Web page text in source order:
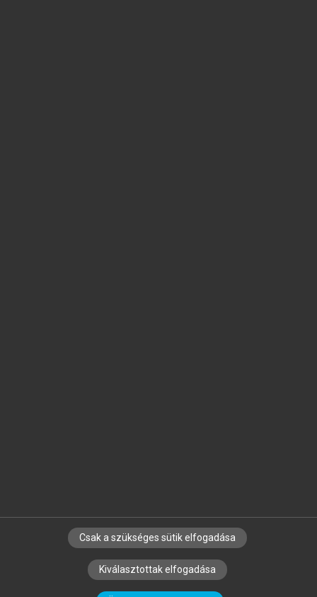
SZERZŐKNEK CÉGEKNEK KÖNYVTÁROSOKNAK
SZERKESZTÉSI ÉS LEKTORÁLÁSI ALAPELVEK
Csak a szükséges sütik elfogadása
Kiválasztottak elfogadása